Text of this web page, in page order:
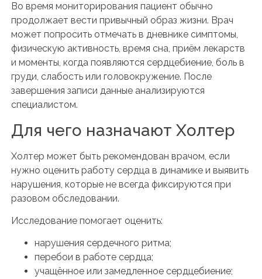
Во время мониторирования пациент обычно
продолжает вести привычный образ жизни. Врач
может попросить отмечать в дневнике симптомы,
физическую активность, время сна, приём лекарств
и моменты, когда появляются сердцебиение, боль в
груди, слабость или головокружение. После
завершения записи данные анализируются
специалистом.
Для чего назначают Холтер
Холтер может быть рекомендован врачом, если
нужно оценить работу сердца в динамике и выявить
нарушения, которые не всегда фиксируются при
разовом обследовании.
Исследование помогает оценить:
нарушения сердечного ритма;
перебои в работе сердца;
учащённое или замедленное сердцебиение;